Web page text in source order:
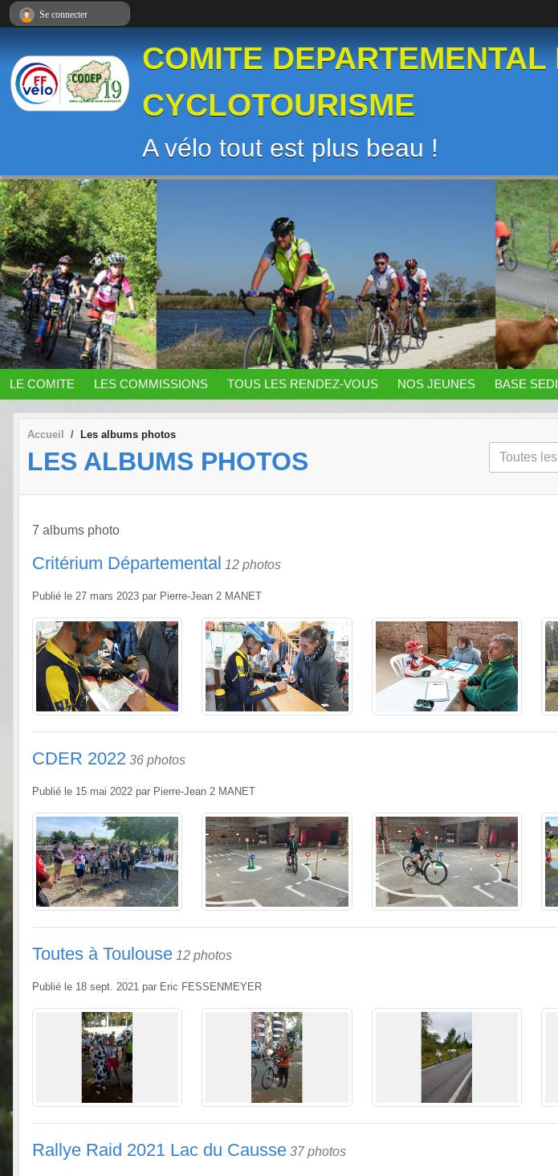
COMITE
CYCLOTOURISME
A vélo tout est plus beau !
LE COMITE LES COMMISSIONS TOUS LES RENDEZ-VOUS NOS JEUNES BASE
Accueil Les albums photos
LES ALBUMS PHOTOS
7 albums photo
Critérium Départemental 12 photos
Publié le 27 mars 2023 par Pierre-Jean 2 MANET
CDER 2022 36 photos
Publié le 15 mai 2022 par Pierre-Jean 2 MANET
Toutes à Toulouse 12 photos
Publié le 18 sept. 2021 par Eric FESSENMEYER
Rallye Raid 2021 Lac du Causse 37 photos
Se connecter
Panneau de gestion des cookies